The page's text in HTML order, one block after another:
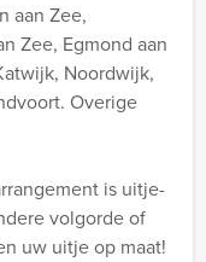
aan Zee,
Zee, Egmond aan
Noordwijk,
Overige
is uitje-
volgorde of
uw uitje op maat!